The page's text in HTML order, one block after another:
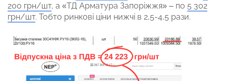
200 грн/шт, а «ТД Арматура Запоріжжя» – по 5 302
грн/шт. Тобто ринкові ціни нижчі в 2,5-4,5 рази.